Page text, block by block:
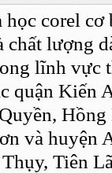
học corel cơ
chất lượng
lĩnh vực
quận Kiến
và huyện
Tiên